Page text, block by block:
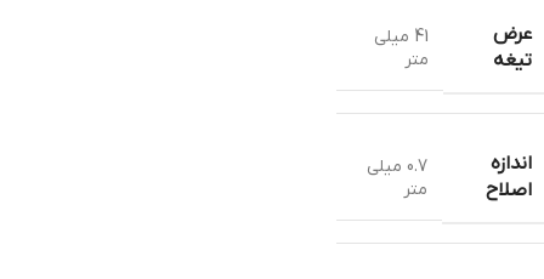
عرض
تیغه
41 میلی
متر
اندازه
اصلاح
0.7 میلی
متر